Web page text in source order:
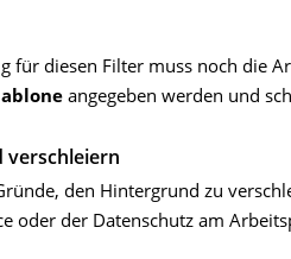
für diesen Filter muss noch die
angegeben werden und
verschleiern
den Hintergrund zu
oder der Datenschutz am